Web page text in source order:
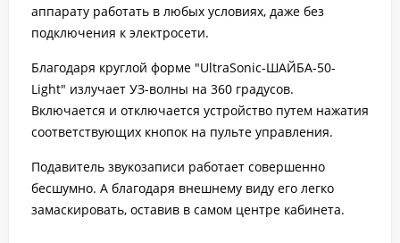
аппарату работать в любых условиях, даже без
подключения к электросети.
Благодаря круглой форме "UltraSonic-ШАЙБА-50-
Light" излучает УЗ-волны на 360 градусов.
Включается и отключается устройство путем нажатия
соответствующих кнопок на пульте управления.
Подавитель звукозаписи работает совершенно
бесшумно. А благодаря внешнему виду его легко
замаскировать, оставив в самом центре кабинета.